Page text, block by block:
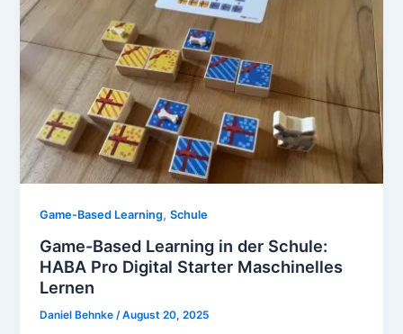
Game-Based Learning,Schule
Game-Based Learning in der Schule:
HABA Pro Digital Starter Maschinelles
Lernen
Daniel Behnke /August 20, 2025